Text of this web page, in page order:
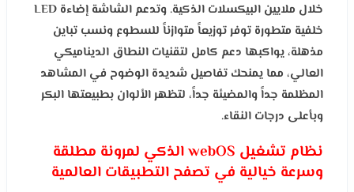
خلال ملايين البيكسلات الذكية. وتدعم الشاشة إضاءة LED
خلفية متطورة توفر توزيعاً متوازناً للسطوع ونسب تباين
مذهلة، يواكبها دعم كامل لتقنيات النطاق الديناميكي
العالي، مما يمنحك تفاصيل شديدة الوضوح في المشاهد
المظلمة جداً والمضيئة جداً، لتظهر الألوان بطبيعتها البكر
وبأعلى درجات النقاء.
نظام تشغيل webOS الذكي لمرونة مطلقة
وسرعة خيالية في تصفح التطبيقات العالمية